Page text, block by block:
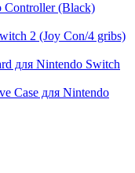
Controller (Black)
2 (Joy Con/4 gribs)
для Nintendo Switch
Case для Nintendo